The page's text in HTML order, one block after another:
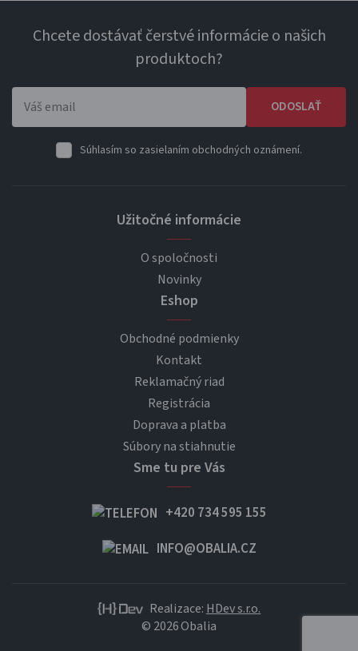
Chcete dostávať čerstvé informácie o našich
produktoch?
ODOSLAŤ
Súhlasím so zasielaním obchodných oznámení.
Užitočné informácie
O spoločnosti
Novinky
Eshop
Obchodné podmienky
Kontakt
Reklamačný riad
Registrácia
Doprava a platba
Súbory na stiahnutie
Sme tu pre Vás
+420 734 595 155
INFO@OBALIA.CZ
© 2026 Obalia
Realizace: HDev s.r.o.